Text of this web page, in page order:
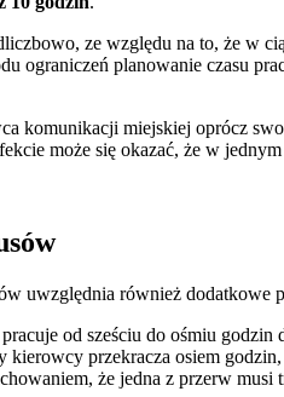
ze względu na to, że w
ograniczeń planowanie czasu
komunikacji miejskiej oprócz
może się okazać, że w
uwzględnia również
od sześciu do ośmiu godzin
kierowcy przekracza osiem godzin,
że jedna z przerw musi